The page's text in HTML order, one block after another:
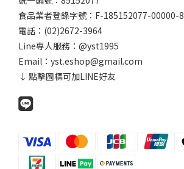
食品業者登錄字號：F-185152077-00000-8
電話：(02)2672-3964
Line專人服務： @yst1995
Email：yst.eshop@gmail.com
↓ 點擊圖標可加LINE好友